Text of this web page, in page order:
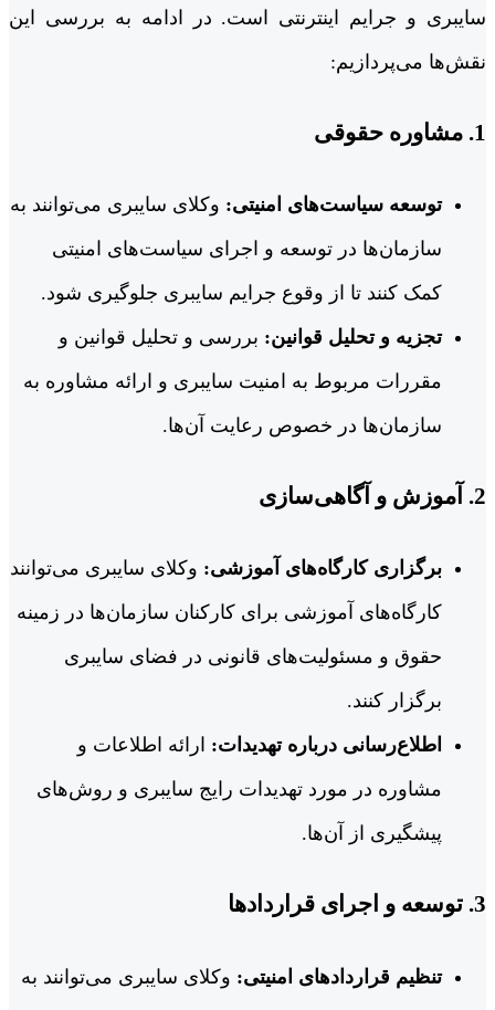
سایبری و جرایم اینترنتی است. در ادامه به بررسی این
نقش‌ها می‌پردازیم:
1. مشاوره حقوقی
توسعه سیاست‌های امنیتی: وکلای سایبری می‌توانند به
سازمان‌ها در توسعه و اجرای سیاست‌های امنیتی
کمک کنند تا از وقوع جرایم سایبری جلوگیری شود.
تجزیه و تحلیل قوانین: بررسی و تحلیل قوانین و
مقررات مربوط به امنیت سایبری و ارائه مشاوره به
سازمان‌ها در خصوص رعایت آن‌ها.
2. آموزش و آگاهی‌سازی
برگزاری کارگاه‌های آموزشی: وکلای سایبری می‌توانند
کارگاه‌های آموزشی برای کارکنان سازمان‌ها در زمینه
حقوق و مسئولیت‌های قانونی در فضای سایبری
برگزار کنند.
اطلاع‌رسانی درباره تهدیدات: ارائه اطلاعات و
مشاوره در مورد تهدیدات رایج سایبری و روش‌های
پیشگیری از آن‌ها.
3. توسعه و اجرای قراردادها
تنظیم قراردادهای امنیتی: وکلای سایبری می‌توانند به